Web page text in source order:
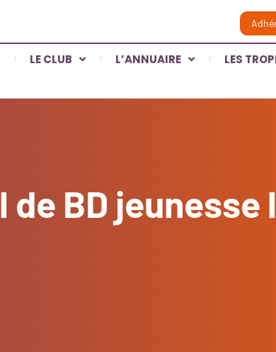
LE CLUB L’ANNUAIRE LES
BD jeunesse